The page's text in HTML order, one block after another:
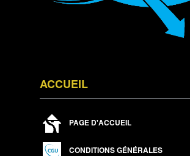
ACCUEIL
PAGE D'ACCUEIL
CONDITIONS GÉNÉRALES